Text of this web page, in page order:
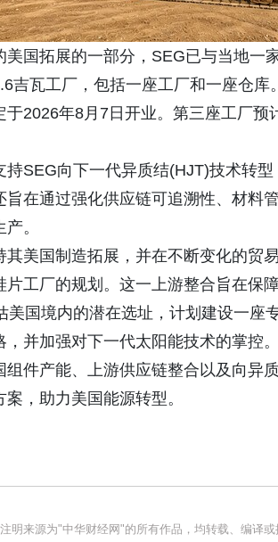
美国拓展的一部分，SEG已与当地一
吉瓦工厂，包括一座工厂和一座仓
于2026年8月7日开业。第三座工厂
持SEG向下一代异质结(HJT)技术转
旨在通过强化供应链可追溯性、材料
。
其美国制造拓展，并在不断变化的贸
片工厂的规划。这一上游整合旨在保
美国境内的潜在选址，计划建设一座
，并加强对下一代太阳能技术的掌控
组件产能、上游供应链整合以及向异
，助力美国能源转型。
明来源为"中华财经网"的所有作品，均转载、编译